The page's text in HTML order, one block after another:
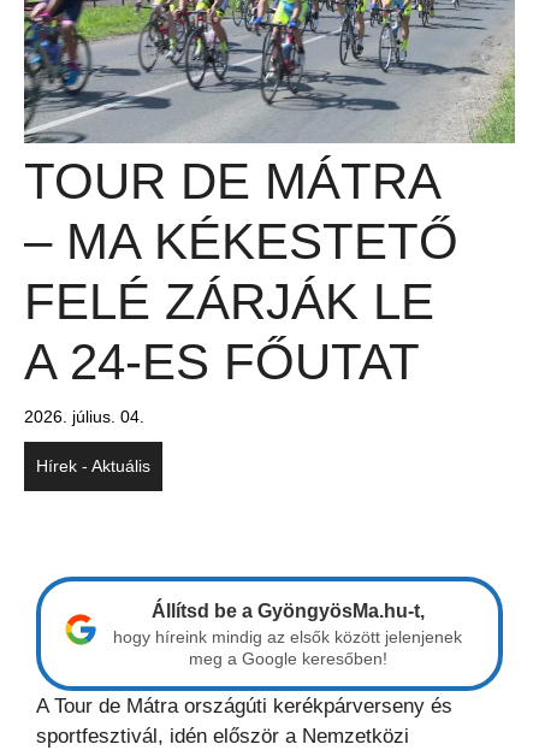
TOUR DE MÁTRA
– MA KÉKESTETŐ
FELÉ ZÁRJÁK LE
A 24-ES FŐUTAT
2026. július. 04.
Hírek - Aktuális
Állítsd be a GyöngyösMa.hu-t,
hogy híreink mindig az elsők között jelenjenek
meg a Google keresőben!
A Tour de Mátra országúti kerékpárverseny és
sportfesztivál, idén először a Nemzetközi